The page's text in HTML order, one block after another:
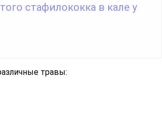
стафилококка в кале у
травы: